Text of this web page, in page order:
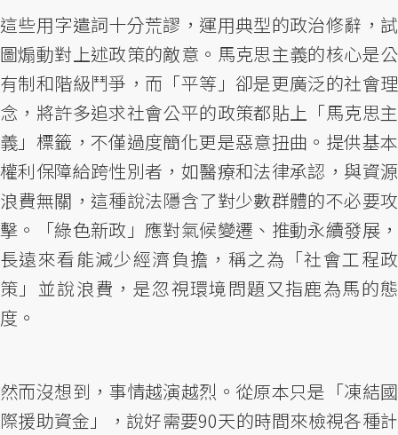
這些用字遣詞十分荒謬，運用典型的政治修辭，試
圖煽動對上述政策的敵意。馬克思主義的核心是公
有制和階級鬥爭，而「平等」卻是更廣泛的社會理
念，將許多追求社會公平的政策都貼上「馬克思主
義」標籤，不僅過度簡化更是惡意扭曲。提供基本
權利保障給跨性別者，如醫療和法律承認，與資源
浪費無關，這種說法隱含了對少數群體的不必要攻
擊。「綠色新政」應對氣候變遷、推動永續發展，
長遠來看能減少經濟負擔，稱之為「社會工程政
策」並說浪費，是忽視環境問題又指鹿為馬的態
度。
然而沒想到，事情越演越烈。從原本只是「凍結國
際援助資金」，說好需要90天的時間來檢視各種計